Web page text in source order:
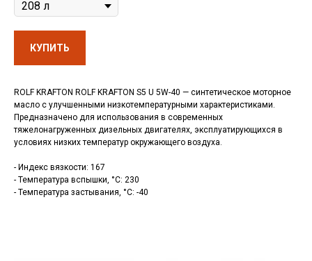
КУПИТЬ
ROLF KRAFTON ROLF KRAFTON S5 U 5W-40 — синтетическое моторное
масло с улучшенными низкотемпературными характеристиками.
Предназначено для использования в современных
тяжелонагруженных дизельных двигателях, эксплуатирующихся в
условиях низких температур окружающего воздуха.
- Индекс вязкости: 167
- Температура вспышки, °C: 230
- Температура застывания, °C: -40